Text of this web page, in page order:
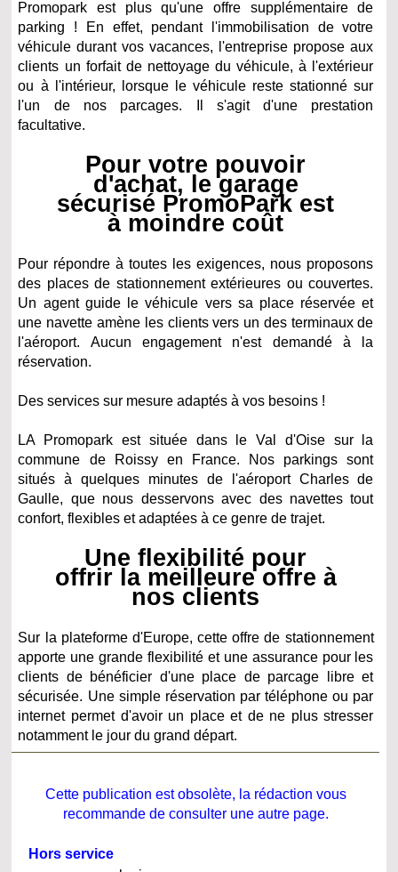
Promopark est plus qu'une offre supplémentaire de
parking ! En effet, pendant l'immobilisation de votre
véhicule durant vos vacances, l'entreprise propose aux
clients un forfait de nettoyage du véhicule, à l'extérieur
ou à l'intérieur, lorsque le véhicule reste stationné sur
l'un de nos parcages. Il s'agit d'une prestation
facultative.
Pour votre pouvoir
d'achat, le garage
sécurisé PromoPark est
à moindre coût
Pour répondre à toutes les exigences, nous proposons
des places de stationnement extérieures ou couvertes.
Un agent guide le véhicule vers sa place réservée et
une navette amène les clients vers un des terminaux de
l'aéroport. Aucun engagement n'est demandé à la
réservation.
Des services sur mesure adaptés à vos besoins !
LA Promopark est située dans le Val d'Oise sur la
commune de Roissy en France. Nos parkings sont
situés à quelques minutes de l'aéroport Charles de
Gaulle, que nous desservons avec des navettes tout
confort, flexibles et adaptées à ce genre de trajet.
Une flexibilité pour
offrir la meilleure offre à
nos clients
Sur la plateforme d'Europe, cette offre de stationnement
apporte une grande flexibilité et une assurance pour les
clients de bénéficier d'une place de parcage libre et
sécurisée. Une simple réservation par téléphone ou par
internet permet d'avoir un place et de ne plus stresser
notamment le jour du grand départ.
Cette publication est obsolète, la rédaction vous
recommande de consulter une autre page.
Hors service